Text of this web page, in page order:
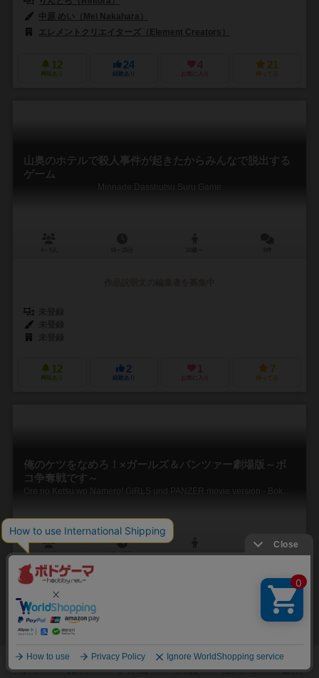
中原 めい（Mei Nakahara）
エレメントクリエイターズ（Element Creators）
12
興味あり
24
経験あり
4
お気に入り
21
持ってる
山奥のホテルで殺人事件が起きたからみんなで脱出する
ゲーム
Minnade Dasshutsu Suru Game
12
興味あり
2
経験あり
1
お気に入り
7
持ってる
俺のケツをなめろ！×ガールズ＆パンツァー劇場版～ボ
コ争奪戦です～
3～6人 20～60分 ー 0件
未登録
未登録
12 20 4 42